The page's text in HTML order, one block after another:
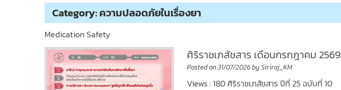
Category:ความปลอดภัยในเรื่องยา
Medication Safety
ศิริราชเภสัชสาร เดือนกรกฎาคม 2569
Posted on31/07/2026by Siriraj_KM
Views : 180 ศิริราชเภสัชสาร ปีที่ 25 ฉบับที่ 10